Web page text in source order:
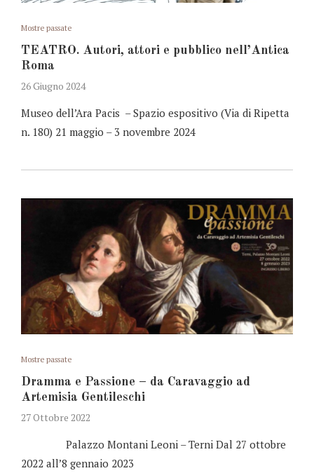
Mostre passate
TEATRO. Autori, attori e pubblico nell’Antica
Roma
26 Giugno 2024
Museo dell’Ara Pacis – Spazio espositivo (Via di Ripetta
n. 180) 21 maggio – 3 novembre 2024
Mostre passate
Dramma e Passione – da Caravaggio ad
Artemisia Gentileschi
27 Ottobre 2022
Palazzo Montani Leoni – Terni Dal 27 ottobre
2022 all’8 gennaio 2023